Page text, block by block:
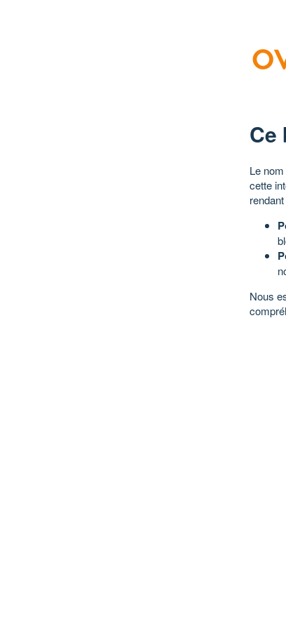
Ce
Le
cette
Nous